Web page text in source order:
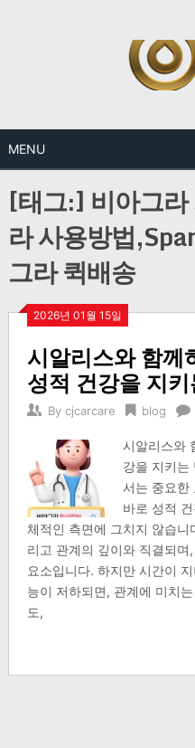
MENU
[태그:] 비아그
라 사용방법
그라 퀵배송
2026년 01월 15일
시알리스와 함께
성적 건강을 지
By cjcarcare blog
시알리스와
강을 지키는
서는 중요한
바로 성적
체적인 측면에 그치지 않습
리고 관계의 깊이와 직결되
요소입니다. 하지만 시간이
능이 저하되면, 관계에 미치
도,